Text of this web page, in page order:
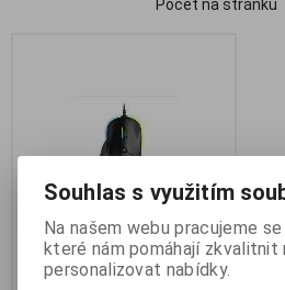
Počet na stránku
ADATA XPG herní myš ALPHA,
Souhlas s využitím
Na našem webu pracujeme
které nám pomáhají zkvalitnit
personalizovat nabídky.